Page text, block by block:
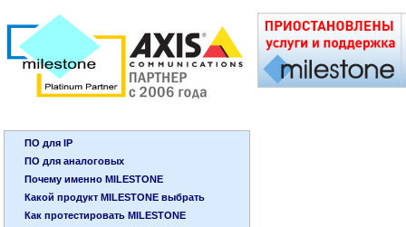
ПО для IP
ПО для аналоговых
Почему именно MILESTONE
Какой продукт MILESTONE выбрать
Как протестировать MILESTONE